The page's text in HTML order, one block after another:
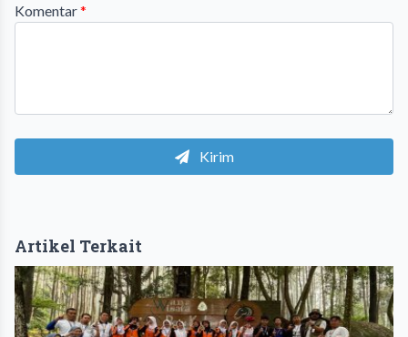
Komentar*
Kirim
Artikel Terkait